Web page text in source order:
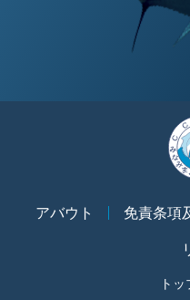
アバウト 免責条項
ト